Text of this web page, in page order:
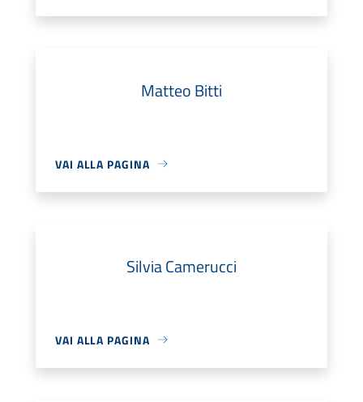
Matteo Bitti
VAI ALLA PAGINA
Silvia Camerucci
VAI ALLA PAGINA